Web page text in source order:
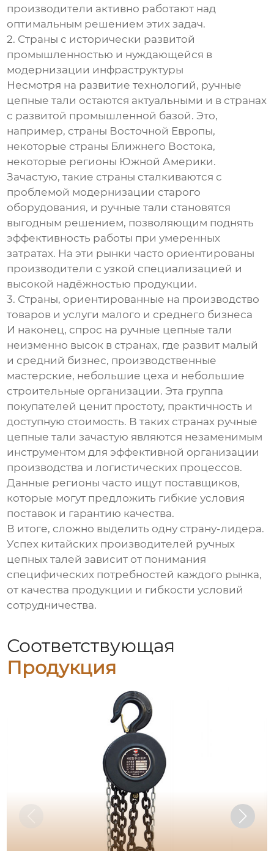
производители активно работают над
оптимальным решением этих задач.
2. Страны с исторически развитой
промышленностью и нуждающейся в
модернизации инфраструктуры
Несмотря на развитие технологий, ручные
цепные тали остаются актуальными и в странах
с развитой промышленной базой. Это,
например, страны Восточной Европы,
некоторые страны Ближнего Востока,
некоторые регионы Южной Америки.
Зачастую, такие страны сталкиваются с
проблемой модернизации старого
оборудования, и ручные тали становятся
выгодным решением, позволяющим поднять
эффективность работы при умеренных
затратах. На эти рынки часто ориентированы
производители с узкой специализацией и
высокой надёжностью продукции.
3. Страны, ориентированные на производство
товаров и услуги малого и среднего бизнеса
И наконец, спрос на ручные цепные тали
неизменно высок в странах, где развит малый
и средний бизнес, производственные
мастерские, небольшие цеха и небольшие
строительные организации. Эта группа
покупателей ценит простоту, практичность и
доступную стоимость. В таких странах ручные
цепные тали зачастую являются незаменимым
инструментом для эффективной организации
производства и логистических процессов.
Данные регионы часто ищут поставщиков,
которые могут предложить гибкие условия
поставок и гарантию качества.
В итоге, сложно выделить одну страну-лидера.
Успех китайских производителей ручных
цепных талей зависит от понимания
специфических потребностей каждого рынка,
от качества продукции и гибкости условий
сотрудничества.
Соответствующая
Продукция